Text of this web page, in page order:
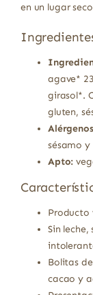
en un lugar
agave*
girasol*.
gluten,
sésamo y
Apto:
Producto
Sin
Bolitas
cacao y